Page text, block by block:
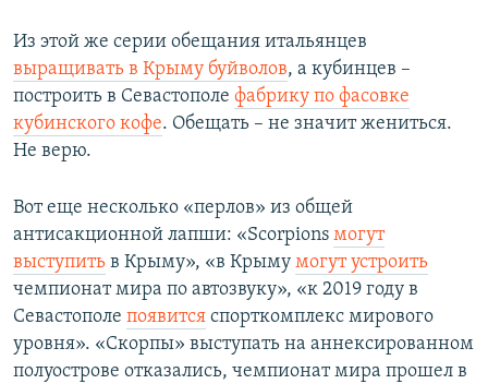
Из этой же серии обещания итальянцев
выращивать в Крыму буйволов, а кубинцев –
построить в Севастополе фабрику по фасовке
кубинского кофе. Обещать – не значит жениться.
Не верю.
Вот еще несколько «перлов» из общей
антисакционной лапши: «Scorpions могут
выступить в Крыму», «в Крыму могут устроить
чемпионат мира по автозвуку», «к 2019 году в
Севастополе появится спорткомплекс мирового
уровня». «Скорпы» выступать на аннексированном
полуострове отказались, чемпионат мира прошел в